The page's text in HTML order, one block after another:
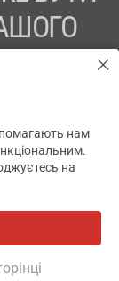
АПТЕКА911.ЮА
нам
на
✕